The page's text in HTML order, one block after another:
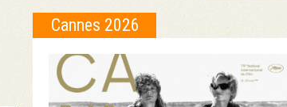
Cannes 2026